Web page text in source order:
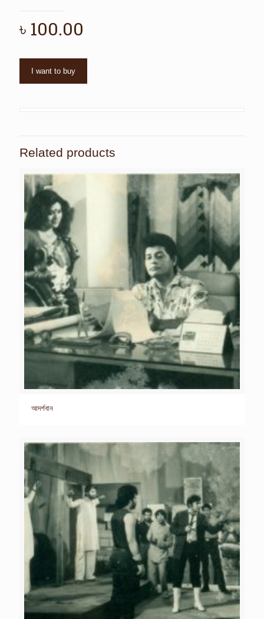
৳ 100.00
I want to buy
Related products
আদর্শবান